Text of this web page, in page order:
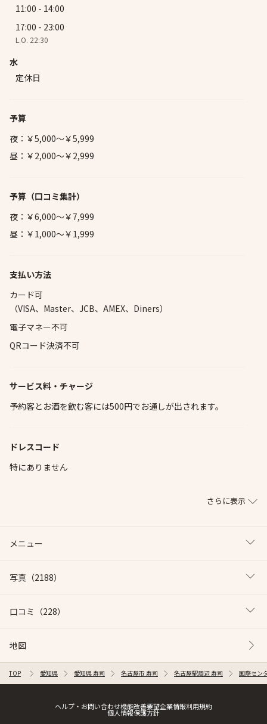
11:00 - 14:00
17:00 - 23:00
L.O. 22:30
水
定休日
予算
夜：￥5,000～￥5,999
昼：￥2,000～￥2,999
予算 （口コミ集計）
夜：￥6,000～￥7,999
昼：￥1,000～￥1,999
支払い方法
カード可
（VISA、Master、JCB、AMEX、Diners）
電子マネー不可
QRコード決済不可
サービス料・チャージ
予約客とお酒を飲む客には500円でお通しが出されます。
ドレスコード
特にありません
さらに表示
メニュー
写真 （2188）
口コミ （228）
地図
TOP 愛知県 愛知県 寿司 名古屋市 寿司 名古屋駅周辺 寿司 国際セン
ヘルプ・お問い合わせ機能改善要望企業情報利用規約
個人情報保護方針